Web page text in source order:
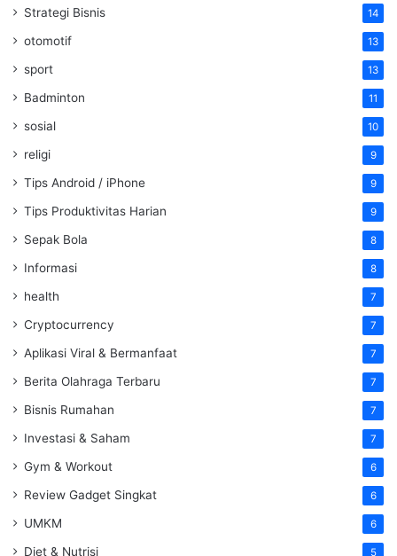
Strategi Bisnis 14
otomotif 13
sport 13
Badminton 11
sosial 10
religi 9
Tips Android / iPhone 9
Tips Produktivitas Harian 9
Sepak Bola 8
Informasi 8
health 7
Cryptocurrency 7
Aplikasi Viral & Bermanfaat 7
Berita Olahraga Terbaru 7
Bisnis Rumahan 7
Investasi & Saham 7
Gym & Workout 6
Review Gadget Singkat 6
UMKM 6
Diet & Nutrisi 5